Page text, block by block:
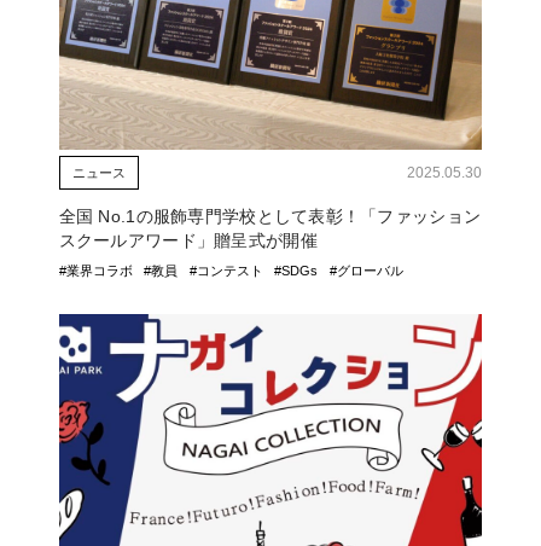
ニュース 2025.05.30
全国 No.1の服飾専門学校として表彰！「ファッション
スクールアワード」贈呈式が開催
#業界コラボ #教員 #コンテスト #SDGs #グローバル